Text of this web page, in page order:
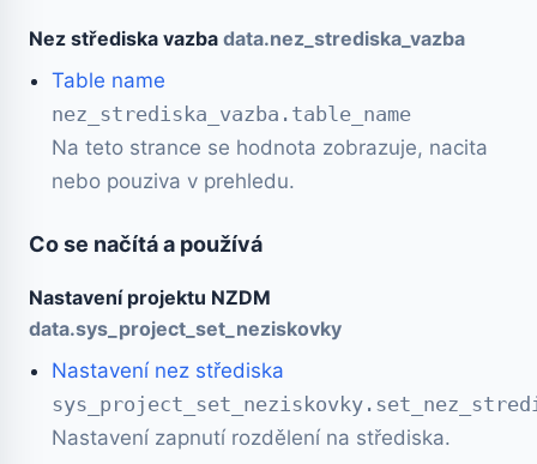
Nez střediska vazba data.nez_strediska_vazba
Table name
nez_strediska_vazba.table_name
Na teto strance se hodnota zobrazuje, nacita
nebo pouziva v prehledu.
Co se načítá a používá
Nastavení projektu NZDM
data.sys_project_set_neziskovky
Nastavení nez střediska
Nastavení zapnutí rozdělení na střediska.